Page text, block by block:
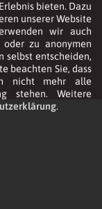
bieten. Dazu
unserer Website
wir auch
zu anonymen
selbst entscheiden,
beachten Sie, dass
nicht mehr alle
stehen. Weitere
.